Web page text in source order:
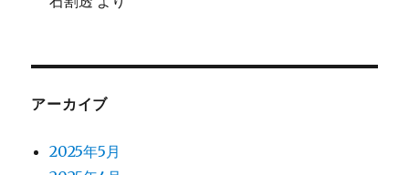
アーカイブ
2025年5月